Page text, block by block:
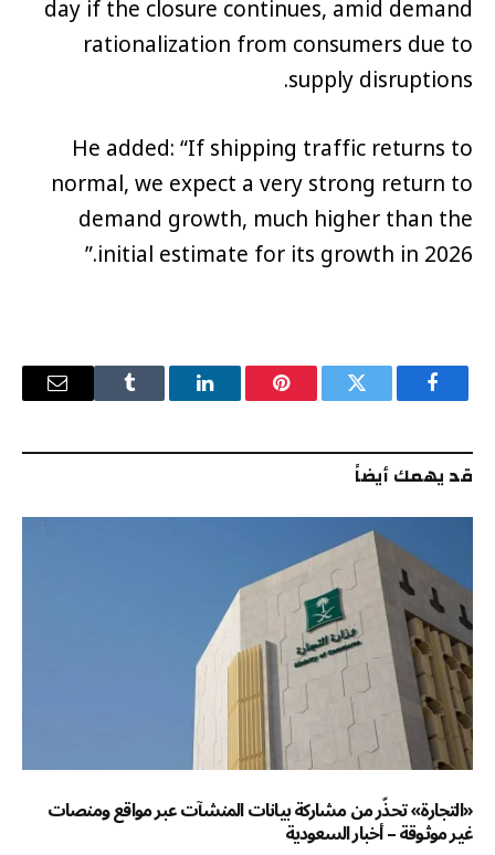
day if the closure continues, amid demand
rationalization from consumers due to
supply disruptions.
He added: “If shipping traffic returns to
normal, we expect a very strong return to
demand growth, much higher than the
initial estimate for its growth in 2026.”
فيسبوك تويتر بينتيريستلينكدإن Tumblr
البريد
قد يهمك أيضاً
«التجارة» تحذّر من مشاركة بيانات المنشآت عبر مواقع ومنصات
غير موثوقة – أخبار السعودية